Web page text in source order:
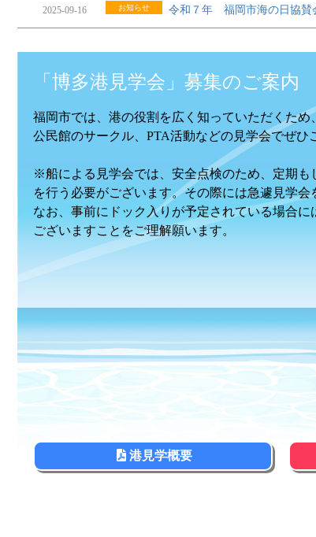
2025-09-16 お知らせ 令和７年 福岡市海の日協賛
「博多港見学会」募集のご案内
福岡市では、港の役割を広く知っていただくた
公民館のサークル、PTA活動などの見学会でぜひ
※船による見学会では、安全点検のため、定期
を行う必要がございます。その際には急遽見学
なお、事前にドック入りが予定されている場合
ございますことをご理解願います。
港見学概要